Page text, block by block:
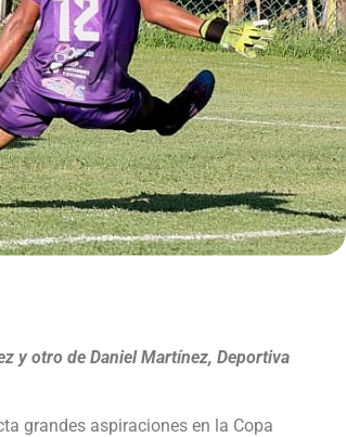
y otro de Daniel Martínez, Deportiva
grandes aspiraciones en la Copa